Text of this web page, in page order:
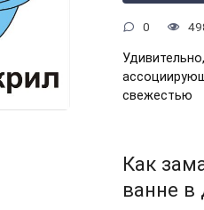
0
свежестью
Как
ванне в